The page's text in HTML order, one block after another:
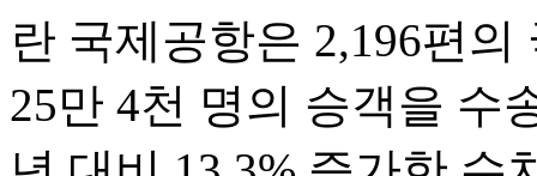
란 국제공항은 2,196편
25만 4천 명의 승객을 수